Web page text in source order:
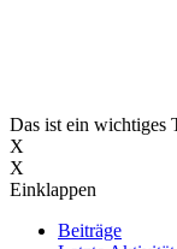
Das ist ein wichtiges
X
X
Einklappen
Beiträge